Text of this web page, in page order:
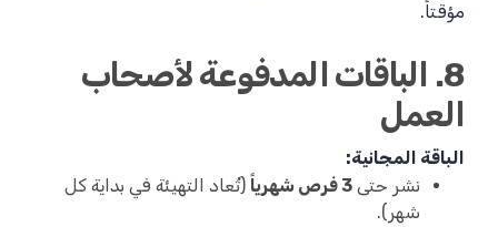
مؤقتاً.
8. الباقات المدفوعة لأصحاب
العمل
الباقة المجانية:
نشر حتى 3 فرص شهرياً
(تُعاد التهيئة في بداية كل
شهر).